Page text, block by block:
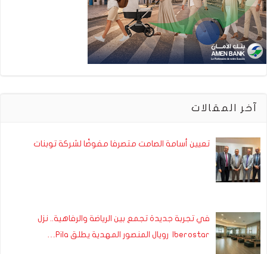
آخر المقالات
تعيين أسامة الصامت متصرفا مفوضًا لشركة توبنات
في تجربة جديدة تجمع بين الرياضة والرفاهية.. نزل
Iberostar رويال المنصور المهدية يطلق Pila…